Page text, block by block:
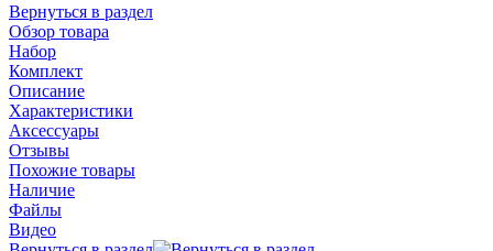
Вернуться в раздел
Обзор товара
Набор
Комплект
Описание
Характеристики
Аксессуары
Отзывы
Похожие товары
Наличие
Файлы
Видео